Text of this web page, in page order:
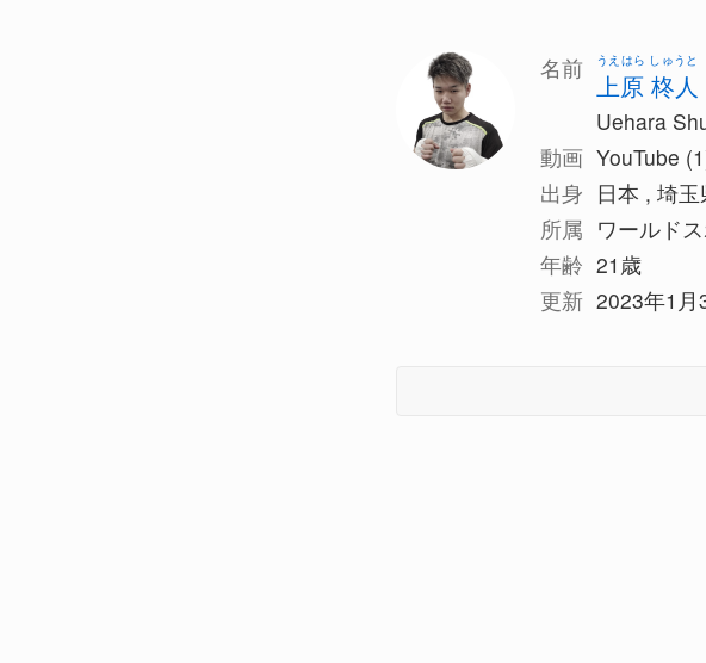
名前
上原 柊人
うえはら しゅうと
Uehara
動画 YouTube
出身 日本 , 埼
所属 ワールド
年齢 21歳
更新 2023年1月